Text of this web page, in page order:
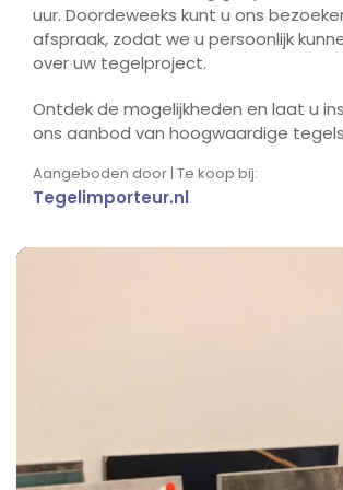
uur. Doordeweeks kunt u ons
afspraak, zodat we u persoonlijk
over uw tegelproject.
Ontdek de mogelijkheden en laat u
ons aanbod van hoogwaardige
Aangeboden door | Te koop bij:
Tegelimporteur.nl